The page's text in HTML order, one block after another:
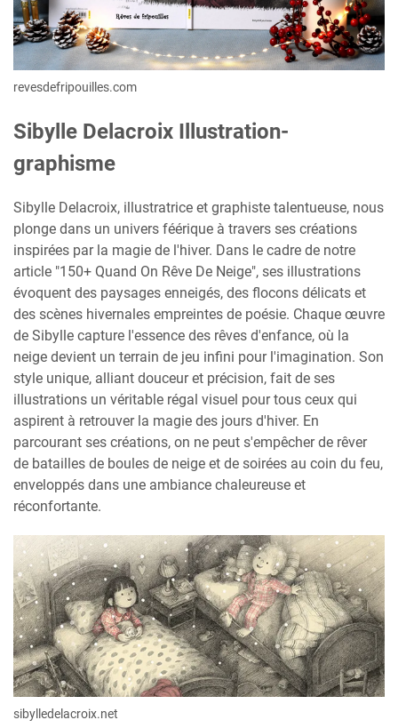
revesdefripouilles.com
Sibylle Delacroix Illustration-
graphisme
Sibylle Delacroix, illustratrice et graphiste talentueuse, nous
plonge dans un univers féérique à travers ses créations
inspirées par la magie de l'hiver. Dans le cadre de notre
article "150+ Quand On Rêve De Neige", ses illustrations
évoquent des paysages enneigés, des flocons délicats et
des scènes hivernales empreintes de poésie. Chaque œuvre
de Sibylle capture l'essence des rêves d'enfance, où la
neige devient un terrain de jeu infini pour l'imagination. Son
style unique, alliant douceur et précision, fait de ses
illustrations un véritable régal visuel pour tous ceux qui
aspirent à retrouver la magie des jours d'hiver. En
parcourant ses créations, on ne peut s'empêcher de rêver
de batailles de boules de neige et de soirées au coin du feu,
enveloppés dans une ambiance chaleureuse et
réconfortante.
sibylledelacroix.net